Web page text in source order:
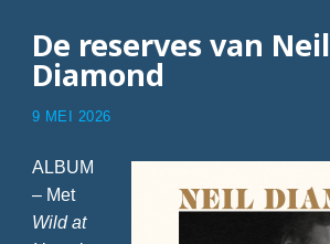
De reserves van Neil
Diamond
9 MEI 2026
ALBUM
– Met
Wild at